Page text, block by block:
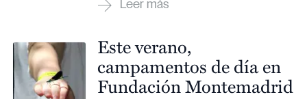
Este verano,
campamentos de día en
Fundación Montemadrid